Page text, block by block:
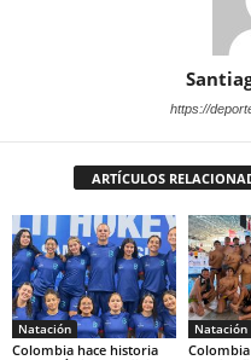
https://
ARTÍCULOS
Natación
Colombia hace historia
Natación